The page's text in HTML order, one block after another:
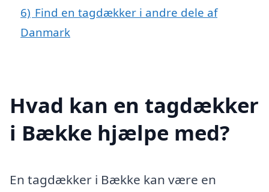
6) Find en tagdækker i andre dele af
Danmark
Hvad kan en tagdækker
i Bække hjælpe med?
En tagdækker i Bække kan være en